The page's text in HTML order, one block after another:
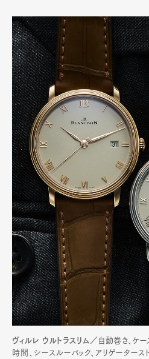
ヴィルレ ウルトラスリム／ 自動巻き、ケ
時間、シースルーバック、アリゲーター